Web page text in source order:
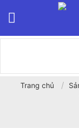
Trang chủ /